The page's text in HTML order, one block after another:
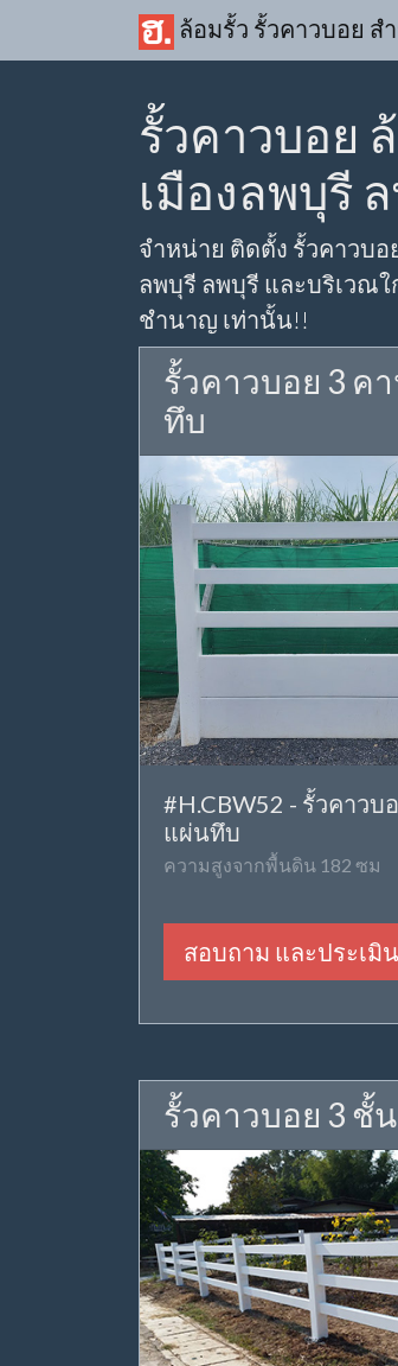
ล้อมรั้ว รั้วคาวบอย ส
รั้วคาวบอย
เมืองลพบุรี
จำหน่าย ติดตั้ง รั้วคาวบอ
ลพบุรี ลพบุรี และบริเวณ
ชำนาญ เท่านั้น!!
รั้วคาวบอย 3 ค
ทึบ
#H.CBW52 - รั้วคาวบ
แผ่นทึบ
ความสูงจากพื้นดิน 182 ซม
สอบถาม และประเมิ
รั้วคาวบอย 3 ชั้น